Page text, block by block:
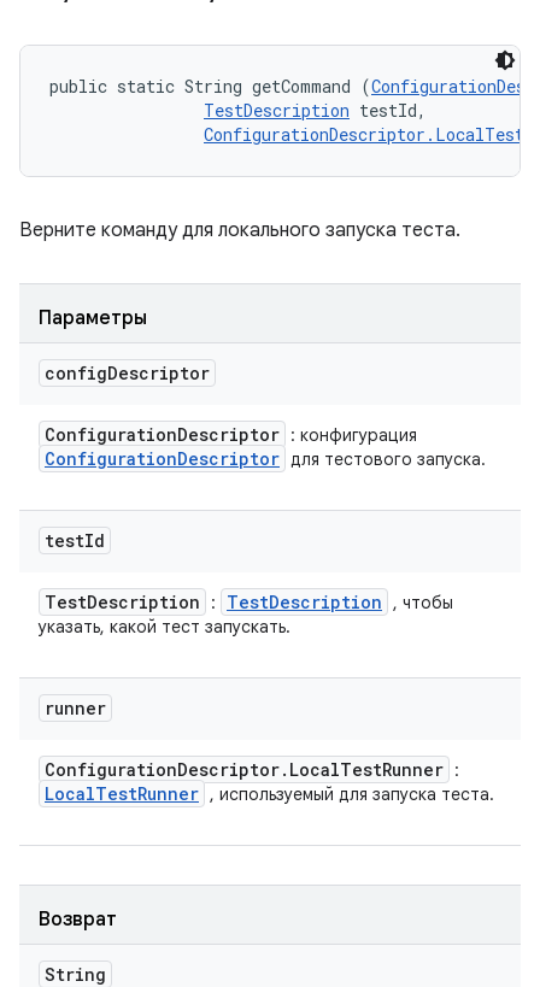
public static String getCommand (
TestDescription testId,
Верните команду для локального запуска теста.
Параметры
configDescriptor
ConfigurationDescriptor : конфигурация
ConfigurationDescriptor для тестового запуска.
testId
TestDescription : TestDescription
, чтобы
указать, какой тест запускать.
runner
ConfigurationDescriptor. LocalTestRunner :
LocalTestRunner , используемый для запуска теста.
Возврат
String